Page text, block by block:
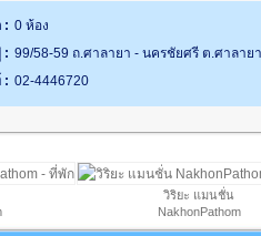
: 0 ห้อง
: 99/58-59 ถ.ศาลายา - นครชัยศรี ต.ศาลา
: 02-4446720
วิริยะ แมนชั่น
NakhonPathom